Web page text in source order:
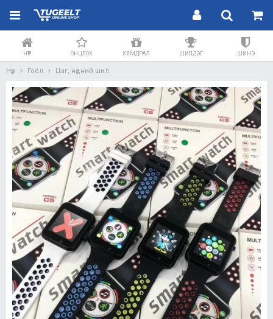
НҮҮР ОНЦЛОХ ХЯМДРАЛ ШИЛДЭГ ШИНЭ
Нүүр Гоёл Цаг, нүдний шил